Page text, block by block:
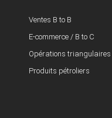
Ventes B to B
E-commerce / B to C
Opérations triangulaires
Produits pétroliers